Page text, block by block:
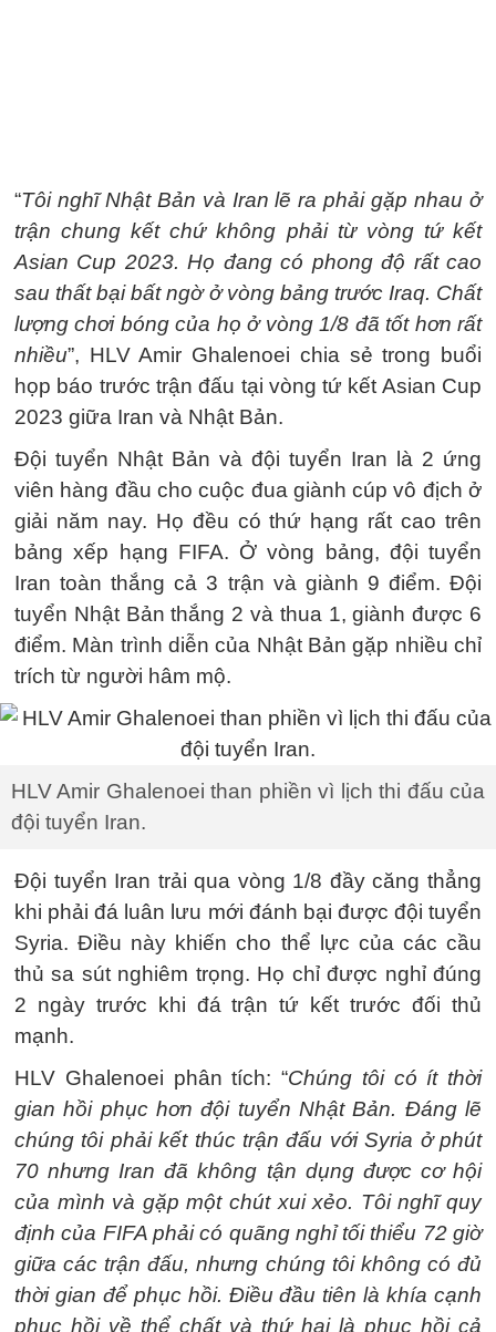
“Tôi nghĩ Nhật Bản và Iran lẽ ra phải gặp nhau ở
trận chung kết chứ không phải từ vòng tứ kết
Asian Cup 2023. Họ đang có phong độ rất cao
sau thất bại bất ngờ ở vòng bảng trước Iraq. Chất
lượng chơi bóng của họ ở vòng 1/8 đã tốt hơn rất
nhiều”, HLV Amir Ghalenoei chia sẻ trong buổi
họp báo trước trận đấu tại vòng tứ kết Asian Cup
2023 giữa Iran và Nhật Bản.
Đội tuyển Nhật Bản và đội tuyển Iran là 2 ứng
viên hàng đầu cho cuộc đua giành cúp vô địch ở
giải năm nay. Họ đều có thứ hạng rất cao trên
bảng xếp hạng FIFA. Ở vòng bảng, đội tuyển
Iran toàn thắng cả 3 trận và giành 9 điểm. Đội
tuyển Nhật Bản thắng 2 và thua 1, giành được 6
điểm. Màn trình diễn của Nhật Bản gặp nhiều chỉ
trích từ người hâm mộ.
HLV Amir Ghalenoei than phiền vì lịch thi đấu của
đội tuyển Iran.
Đội tuyển Iran trải qua vòng 1/8 đầy căng thẳng
khi phải đá luân lưu mới đánh bại được đội tuyển
Syria. Điều này khiến cho thể lực của các cầu
thủ sa sút nghiêm trọng. Họ chỉ được nghỉ đúng
2 ngày trước khi đá trận tứ kết trước đối thủ
mạnh.
HLV Ghalenoei phân tích: “Chúng tôi có ít thời
gian hồi phục hơn đội tuyển Nhật Bản. Đáng lẽ
chúng tôi phải kết thúc trận đấu với Syria ở phút
70 nhưng Iran đã không tận dụng được cơ hội
của mình và gặp một chút xui xẻo. Tôi nghĩ quy
định của FIFA phải có quãng nghỉ tối thiểu 72 giờ
giữa các trận đấu, nhưng chúng tôi không có đủ
thời gian để phục hồi. Điều đầu tiên là khía cạnh
phục hồi về thể chất và thứ hai là phục hồi cả